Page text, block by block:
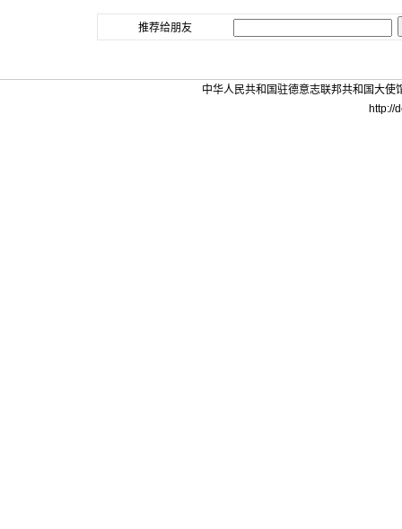
推荐给朋友
中华人民共和国驻德意志联邦共和国大
http://